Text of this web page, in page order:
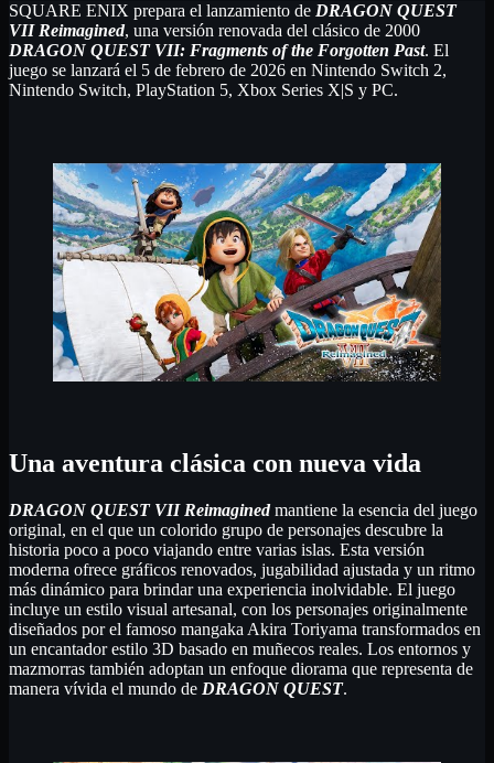
SQUARE ENIX prepara el lanzamiento de DRAGON QUEST
VII Reimagined, una versión renovada del clásico de 2000
DRAGON QUEST VII: Fragments of the Forgotten Past. El
juego se lanzará el 5 de febrero de 2026 en Nintendo Switch 2,
Nintendo Switch, PlayStation 5, Xbox Series X|S y PC.
Una aventura clásica con nueva vida
DRAGON QUEST VII Reimaginedmantiene la esencia del juego
original, en el que un colorido grupo de personajes descubre la
historia poco a poco viajando entre varias islas. Esta versión
moderna ofrece gráficos renovados, jugabilidad ajustada y un ritmo
más dinámico para brindar una experiencia inolvidable. El juego
incluye un estilo visual artesanal, con los personajes originalmente
diseñados por el famoso mangaka Akira Toriyama transformados en
un encantador estilo 3D basado en muñecos reales. Los entornos y
mazmorras también adoptan un enfoque diorama que representa de
manera vívida el mundo de DRAGON QUEST.